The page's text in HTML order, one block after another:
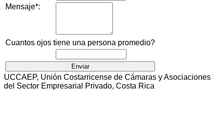
Mensaje*:
Cuantos ojos tiene una persona promedio?
UCCAEP, Unión Costarricense de Cámaras y Asociaciones
del Sector Empresarial Privado, Costa Rica